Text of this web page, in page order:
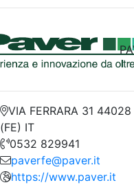
VIA FERRARA 31 44028
(FE) IT
0532 829941
paverfe@paver.it
https://www.paver.it